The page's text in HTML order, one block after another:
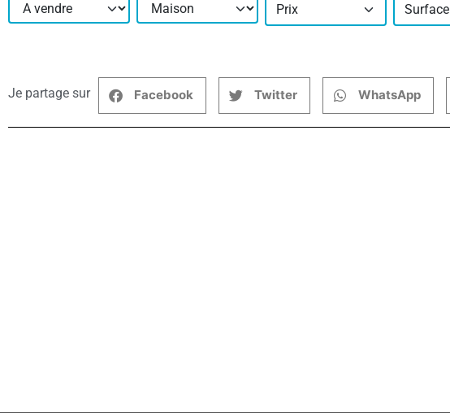
Prix Surface
Je partage sur Facebook Twitter WhatsApp